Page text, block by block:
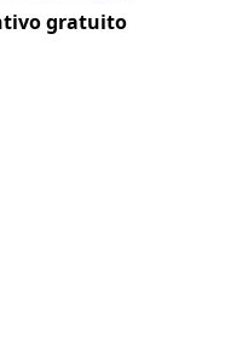
gratuito